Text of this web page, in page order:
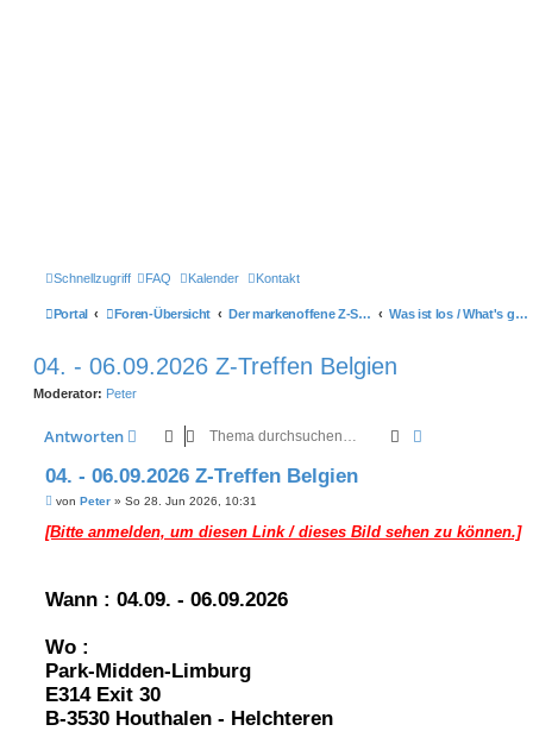
Schnellzugriff FAQ Kalender Kontakt
Portal Foren-Übersicht Der markenoffene Z-Stammtisch für Youngtimerbiker Was ist los / What's going on
04. - 06.09.2026 Z-Treffen Belgien
Moderator: Peter
Antworten Suche
04. - 06.09.2026 Z-Treffen Belgien
B
i
t
von Peter » So 28. Jun 2026, 10:31
[Bitte anmelden, um diesen Link / dieses Bild sehen zu können.]
Wann : 04.09. - 06.09.2026
Wo :
Park-Midden-Limburg
E314 Exit 30
B-3530 Houthalen - Helchteren